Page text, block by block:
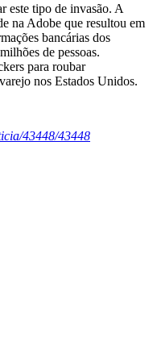
este tipo de invasão. A
na Adobe que resultou em
bancárias dos
de pessoas.
para roubar
nos Estados Unidos.
43448/43448